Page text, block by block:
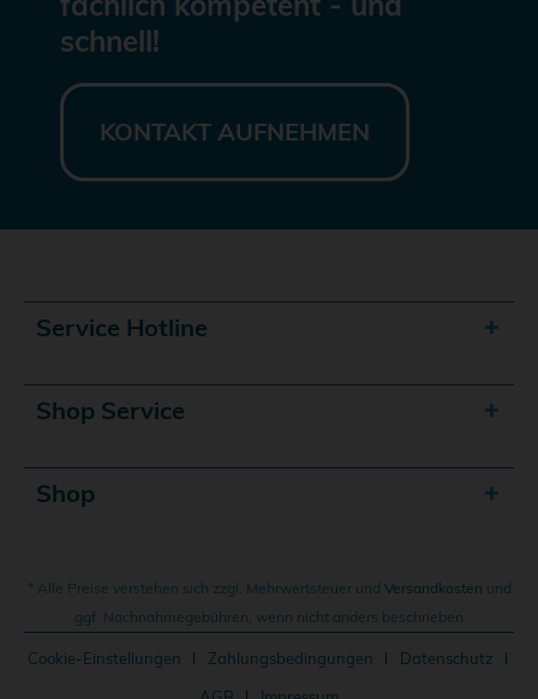
schnell!
KONTAKT AUFNEHMEN
Service Hotline
Shop Service
Shop
* Alle Preise verstehen sich zzgl. Mehrwertsteuer und Versandkosten und
ggf. Nachnahmegebühren, wenn nicht anders beschrieben
Cookie-Einstellungen Zahlungsbedingungen
Datenschutz